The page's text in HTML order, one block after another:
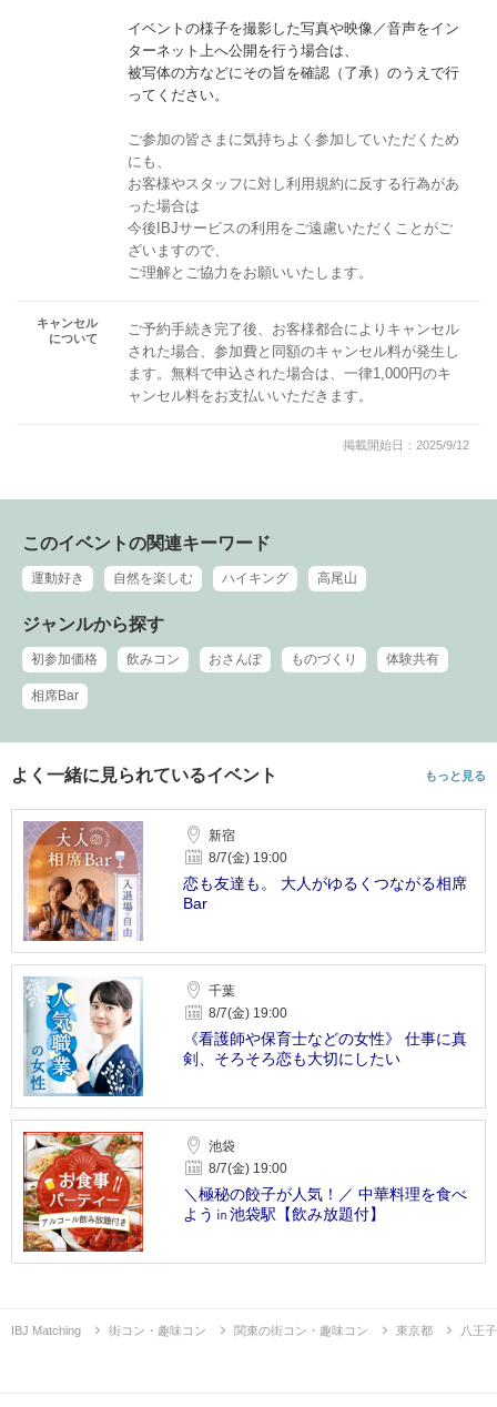
イベントの様子を撮影した写真や映像／音声をイン
ターネット上へ公開を行う場合は、
被写体の方などにその旨を確認（了承）のうえで行
ってください。
ご参加の皆さまに気持ちよく参加していただくため
にも、
お客様やスタッフに対し利用規約に反する行為があ
った場合は
今後IBJサービスの利用をご遠慮いただくことがご
ざいますので、
ご理解とご協力をお願いいたします。
キャンセル
について
ご予約手続き完了後、お客様都合によりキャンセル
された場合、参加費と同額のキャンセル料が発生し
ます。無料で申込された場合は、一律1,000円のキ
ャンセル料をお支払いいただきます。
掲載開始日：2025/9/12
このイベントの関連キーワード
運動好き 自然を楽しむ ハイキング 高尾山
ジャンルから探す
初参加価格 飲みコン おさんぽ ものづくり 体験共有
相席Bar
よく一緒に見られているイベント もっと見る
新宿
8/7(金) 19:00
恋も友達も。 大人がゆるくつながる相席
Bar
千葉
8/7(金) 19:00
《看護師や保育士などの女性》 仕事に真
剣、そろそろ恋も大切にしたい
池袋
8/7(金) 19:00
＼極秘の餃子が人気！／ 中華料理を食べ
よう㏌池袋駅【飲み放題付】
IBJ Matching 街コン・趣味コン 関東の街コン・趣味コン 東京都 八王子